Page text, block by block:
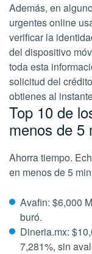
Además, en
urgentes online
verificar la
del dispositivo
toda esta
solicitud del
obtienes al
Top 10 de
menos de 5
Ahorra tiempo.
en menos de 5
Avafin: $6,000
buró.
Dineria.mx:
7,281%, sin